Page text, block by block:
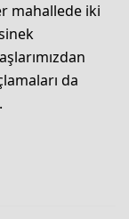
mahallede iki
da